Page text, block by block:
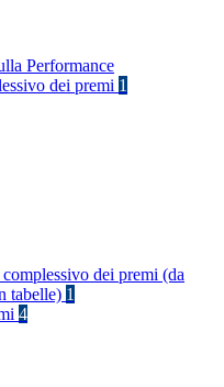
Performance
dei premi 1
dei premi (da
tabelle) 1
4